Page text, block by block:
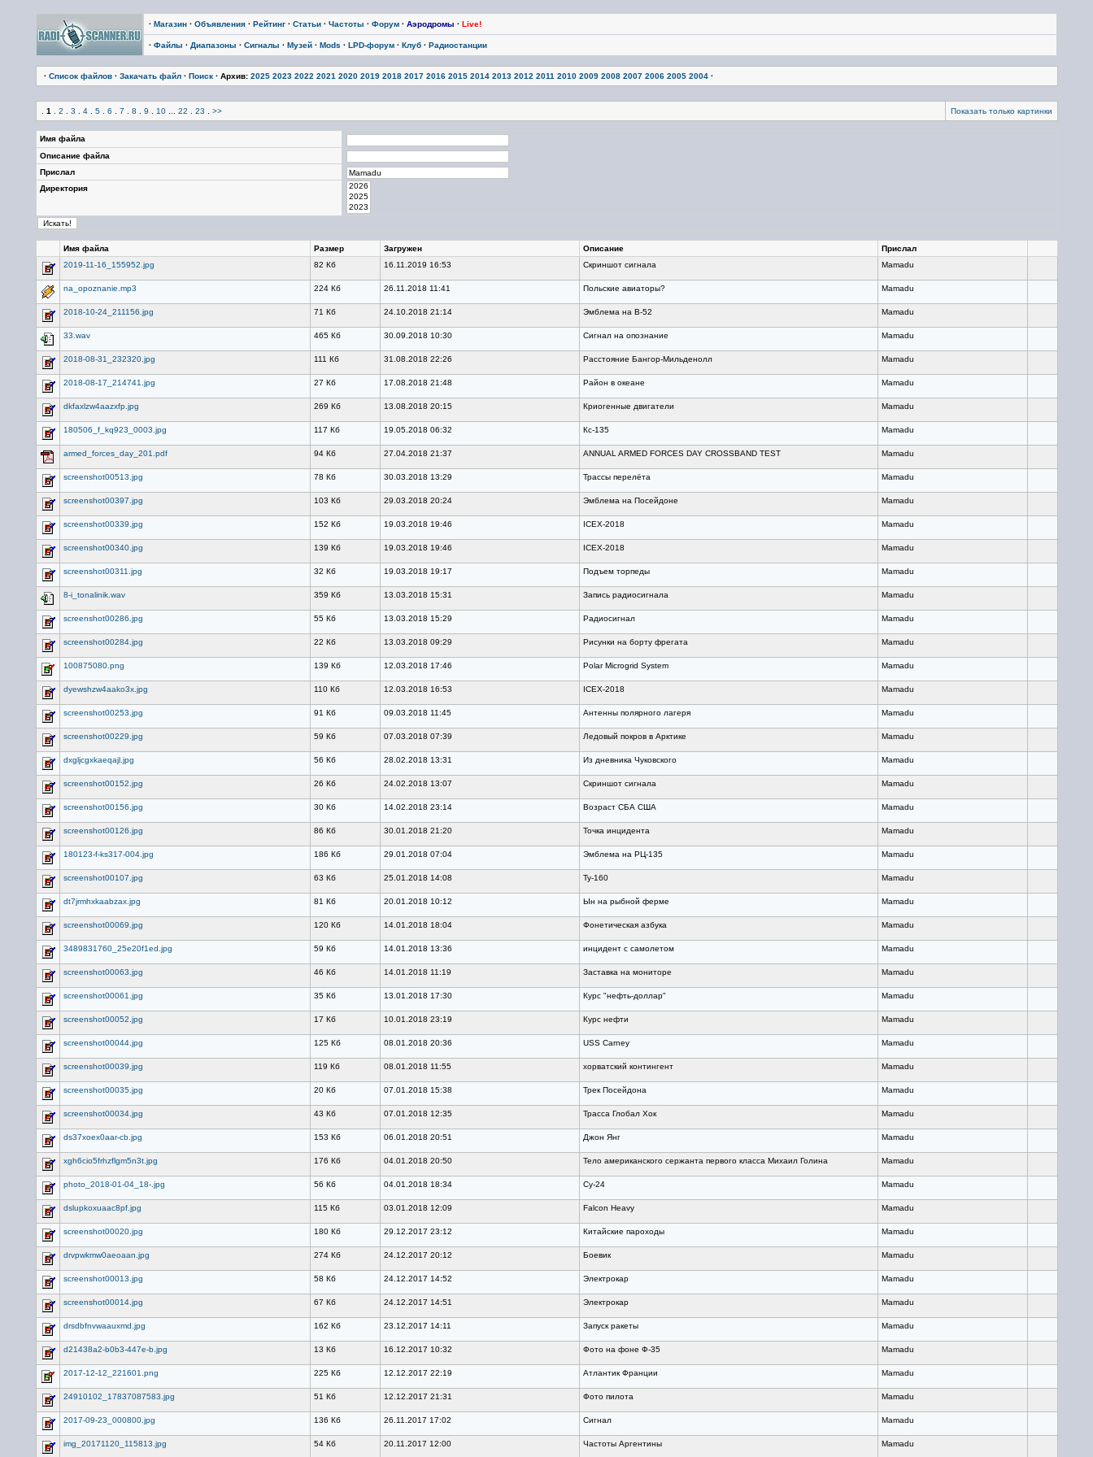
· Магазин· Объявления· Рейтинг· Статьи· Частоты · Форум· Аэродромы · Live!
· Файлы · Диапазоны · Сигналы · Музей· Mods · LPD-форум· Клуб· Радиостанции
· Список файлов· Закачать файл· Поиск· Архив: 2025 2023 2022 2021 2020 2019 2018 2017 2016 2015 2014 2013 2012 2011 2010 2009 2008 2007 2006 2005 2004·
1 2 3 4. 5. 6 7 8 9 10... 22 23 >> Показать только картинки
Имя файла
Описание файла
Прислал
Директория
Имя файла Размер Загружен Описание
Прислал
2019-11-16_155952.jpg
82 Кб 16.11.2019 16:53 Скриншот сигнала Mamadu
na_opoznanie.mp3 224 Кб 26.11.2018 11:41 Польские авиаторы? Mamadu
2018-10-24_211156.jpg 71 Кб 24.10.2018 21:14 Эмблема на В-52 Mamadu
33.wav 465 Кб 30.09.2018 10:30 Сигнал на опознание Mamadu
2018-08-31_232320.jpg 111 Кб 31.08.2018 22:26 Расстояние Бангор-Мильденолл Mamadu
2018-08-17_214741.jpg 27 Кб 17.08.2018 21:48 Район в океане Mamadu
dkfaxlzw4aazxfp.jpg 269 Кб 13.08.2018 20:15 Криогенные двигатели Mamadu
180506_f_kq923_0003.jpg 117 Кб 19.05.2018 06:32 Кс-135 Mamadu
armed_forces_day_201.pdf 94 Кб 27.04.2018 21:37 ANNUAL ARMED FORCES DAY CROSSBAND TEST Mamadu
screenshot00513.jpg 78 Кб 30.03.2018 13:29 Трассы перелёта Mamadu
screenshot00397.jpg 103 Кб 29.03.2018 20:24 Эмблема на Посейдоне Mamadu
screenshot00339.jpg 152 Кб 19.03.2018 19:46 ICEX-2018 Mamadu
screenshot00340.jpg 139 Кб 19.03.2018 19:46 ICEX-2018 Mamadu
screenshot00311.jpg 32 Кб 19.03.2018 19:17 Подъем торпеды Mamadu
8-i_tonalinik.wav 359 Кб 13.03.2018 15:31 Запись радиосигнала Mamadu
screenshot00286.jpg 55 Кб 13.03.2018 15:29 Радиосигнал Mamadu
screenshot00284.jpg 22 Кб 13.03.2018 09:29 Рисунки на борту фрегата Mamadu
100875080.png 139 Кб 12.03.2018 17:46 Polar Microgrid System Mamadu
dyewshzw4aako3x.jpg 110 Кб 12.03.2018 16:53 ICEX-2018 Mamadu
screenshot00253.jpg 91 Кб 09.03.2018 11:45 Антенны полярного лагеря Mamadu
screenshot00229.jpg 59 Кб 07.03.2018 07:39 Ледовый покров в Арктике Mamadu
dxgljcgxkaeqajl.jpg 56 Кб 28.02.2018 13:31 Из дневника Чуковского Mamadu
screenshot00152.jpg 26 Кб 24.02.2018 13:07 Скриншот сигнала Mamadu
screenshot00156.jpg 30 Кб 14.02.2018 23:14 Возраст СБА США Mamadu
screenshot00126.jpg 86 Кб 30.01.2018 21:20 Точка инцидента Mamadu
180123-f-ks317-004.jpg 186 Кб 29.01.2018 07:04 Эмблема на РЦ-135 Mamadu
screenshot00107.jpg 63 Кб 25.01.2018 14:08 Ту-160 Mamadu
dt7jrmhxkaabzax.jpg 81 Кб 20.01.2018 10:12 Ын на рыбной ферме Mamadu
screenshot00069.jpg 120 Кб 14.01.2018 18:04 Фонетическая азбука Mamadu
3489831760_25e20f1ed.jpg 59 Кб 14.01.2018 13:36 инцидент с самолетом Mamadu
screenshot00063.jpg 46 Кб 14.01.2018 11:19 Заставка на мониторе Mamadu
screenshot00061.jpg 35 Кб 13.01.2018 17:30 Курс "нефть-доллар" Mamadu
screenshot00052.jpg 17 Кб 10.01.2018 23:19 Курс нефти Mamadu
screenshot00044.jpg 125 Кб 08.01.2018 20:36 USS Carney Mamadu
screenshot00039.jpg 119 Кб 08.01.2018 11:55 хорватский контингент Mamadu
screenshot00035.jpg 20 Кб 07.01.2018 15:38 Трек Посейдона Mamadu
screenshot00034.jpg 43 Кб 07.01.2018 12:35 Трасса Глобал Хок Mamadu
ds37xoex0aar-cb.jpg 153 Кб 06.01.2018 20:51 Джон Янг Mamadu
xgh6cio5frhzflgm5n3t.jpg 176 Кб 04.01.2018 20:50 Тело американского сержанта первого класса Михаил Голина Mamadu
photo_2018-01-04_18-.jpg 56 Кб 04.01.2018 18:34 Су-24 Mamadu
dslupkoxuaac8pf.jpg 115 Кб 03.01.2018 12:09 Falcon Heavy Mamadu
screenshot00020.jpg 180 Кб 29.12.2017 23:12 Китайские пароходы Mamadu
drvpwkmw0aeoaan.jpg 274 Кб 24.12.2017 20:12 Боевик Mamadu
screenshot00013.jpg 58 Кб 24.12.2017 14:52 Электрокар Mamadu
screenshot00014.jpg 67 Кб 24.12.2017 14:51 Электрокар Mamadu
drsdbfnvwaauxmd.jpg 162 Кб 23.12.2017 14:11 Запуск ракеты Mamadu
d21438a2-b0b3-447e-b.jpg 13 Кб 16.12.2017 10:32 Фото на фоне Ф-35 Mamadu
2017-12-12_221601.png 225 Кб 12.12.2017 22:19 Атлантик Франции Mamadu
24910102_17837087583.jpg 51 Кб 12.12.2017 21:31 Фото пилота Mamadu
2017-09-23_000800.jpg 136 Кб 26.11.2017 17:02 Сигнал Mamadu
img_20171120_115813.jpg 54 Кб 20.11.2017 12:00 Частоты Аргентины Mamadu